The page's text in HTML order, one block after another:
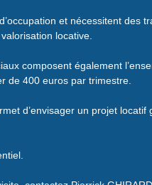
et nécessitent des
locative.
composent également
de 400 euros par trimestre.
d’envisager un projet locatif